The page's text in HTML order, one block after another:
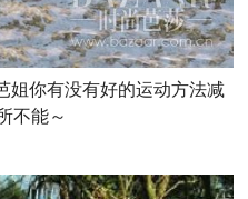
姐你有没有好的运动方法减
不能～